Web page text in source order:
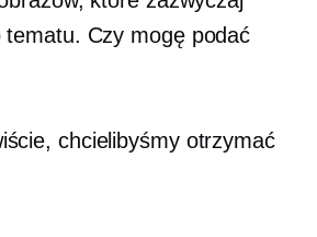
tematu. Czy mogę podać
chcielibyśmy otrzymać